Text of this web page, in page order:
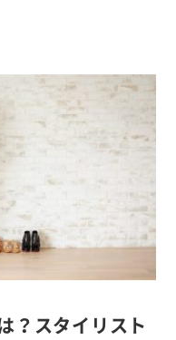
？スタイリスト